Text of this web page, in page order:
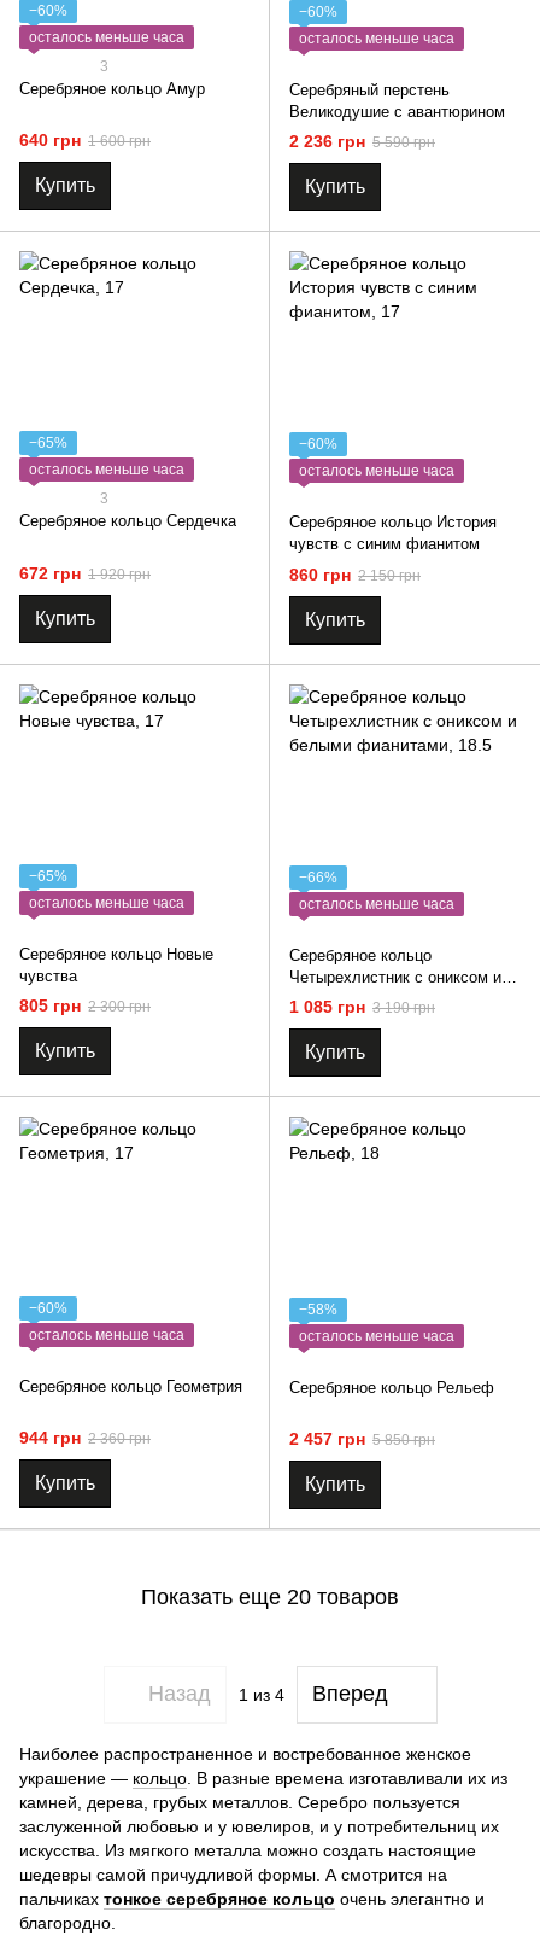
−60%
осталось меньше часа
3
Серебряное кольцо Амур
640 грн 1 600 грн
Купить
−60%
осталось меньше часа
Серебряный перстень
Великодушие с авантюрином
2 236 грн 5 590 грн
Купить
−65%
осталось меньше часа
3
Серебряное кольцо Сердечка
672 грн 1 920 грн
Купить
−60%
осталось меньше часа
Серебряное кольцо История
чувств с синим фианитом
860 грн 2 150 грн
Купить
−65%
осталось меньше часа
Серебряное кольцо Новые
чувства
805 грн 2 300 грн
Купить
−66%
осталось меньше часа
Серебряное кольцо
Четырехлистник с ониксом и
белыми фианитами
1 085 грн 3 190 грн
Купить
−60%
осталось меньше часа
Серебряное кольцо Геометрия
944 грн 2 360 грн
Купить
−58%
осталось меньше часа
Серебряное кольцо Рельеф
2 457 грн 5 850 грн
Купить
Показать еще 20 товаров
Назад 1 из 4 Вперед
Наиболее распространенное и востребованное женское
украшение — кольцо . В разные времена изготавливали их из
камней, дерева, грубых металлов. Серебро пользуется
заслуженной любовью и у ювелиров, и у потребительниц их
искусства. Из мягкого металла можно создать настоящие
шедевры самой причудливой формы. А смотрится на
пальчиках тонкое серебряное кольцо очень элегантно и
благородно.